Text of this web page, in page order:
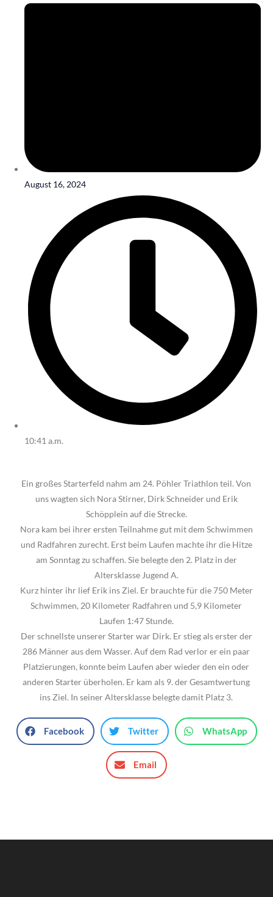
August 16, 2024
10:41 a.m.
Ein großes Starterfeld nahm am 24. Pöhler Triathlon teil. Von
uns wagten sich Nora Stirner, Dirk Schneider und Erik
Schöpplein auf die Strecke.
Nora kam bei ihrer ersten Teilnahme gut mit dem Schwimmen
und Radfahren zurecht. Erst beim Laufen machte ihr die Hitze
am Sonntag zu schaffen. Sie belegte den 2. Platz in der
Altersklasse Jugend A.
Kurz hinter ihr lief Erik ins Ziel. Er brauchte für die 750 Meter
Schwimmen, 20 Kilometer Radfahren und 5,9 Kilometer
Laufen 1:47 Stunde.
Der schnellste unserer Starter war Dirk. Er stieg als erster der
286 Männer aus dem Wasser. Auf dem Rad verlor er ein paar
Platzierungen, konnte beim Laufen aber wieder den ein oder
anderen Starter überholen. Er kam als 9. der Gesamtwertung
ins Ziel. In seiner Altersklasse belegte damit Platz 3.
Facebook Twitter WhatsApp
Email